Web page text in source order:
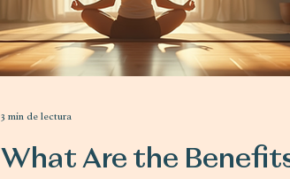
What Are the
3 min de lectura